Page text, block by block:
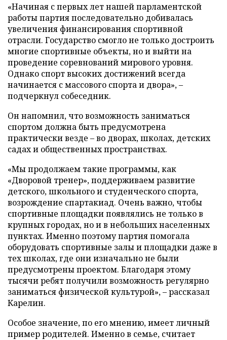
«Начиная с первых лет нашей парламентской
работы партия последовательно добивалась
увеличения финансирования спортивной
отрасли. Государство смогло не только достроить
многие спортивные объекты, но и выйти на
проведение соревнований мирового уровня.
Однако спорт высоких достижений всегда
начинается с массового спорта и двора», –
подчеркнул собеседник.
Он напомнил, что возможность заниматься
спортом должна быть предусмотрена
практически везде – во дворах, школах, детских
садах и общественных пространствах.
«Мы продолжаем такие программы, как
«Дворовой тренер», поддерживаем развитие
детского, школьного и студенческого спорта,
возрождение спартакиад. Очень важно, чтобы
спортивные площадки появлялись не только в
крупных городах, но и в небольших населенных
пунктах. Именно поэтому партия помогала
оборудовать спортивные залы и площадки даже в
тех школах, где они изначально не были
предусмотрены проектом. Благодаря этому
тысячи ребят получили возможность регулярно
заниматься физической культурой», – рассказал
Карелин.
Особое значение, по его мнению, имеет личный
пример родителей. Именно в семье, считает